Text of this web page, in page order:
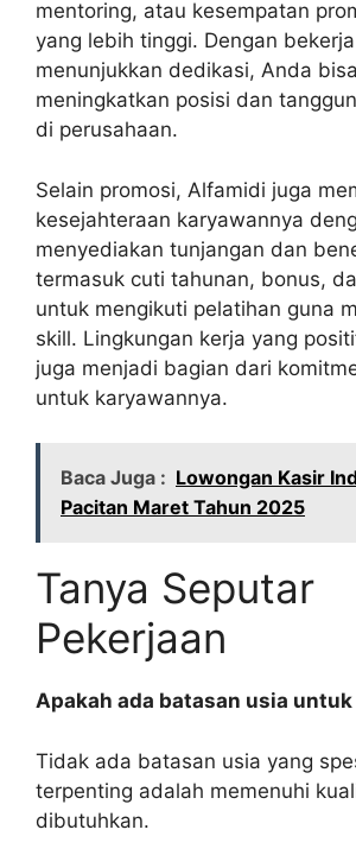
mentoring, atau kesempatan
yang lebih tinggi. Dengan
menunjukkan dedikasi, Anda bisa
meningkatkan posisi dan
di perusahaan.
Selain promosi, Alfamidi juga
kesejahteraan karyawannya
menyediakan tunjangan dan
termasuk cuti tahunan, bonus,
untuk mengikuti pelatihan guna
skill. Lingkungan kerja yang
juga menjadi bagian dari
untuk karyawannya.
Baca Juga : Lowongan Kasir
Pacitan Maret Tahun 2025
Tanya Seputar
Pekerjaan
Apakah ada batasan usia untuk
Tidak ada batasan usia yang
terpenting adalah memenuhi
dibutuhkan.